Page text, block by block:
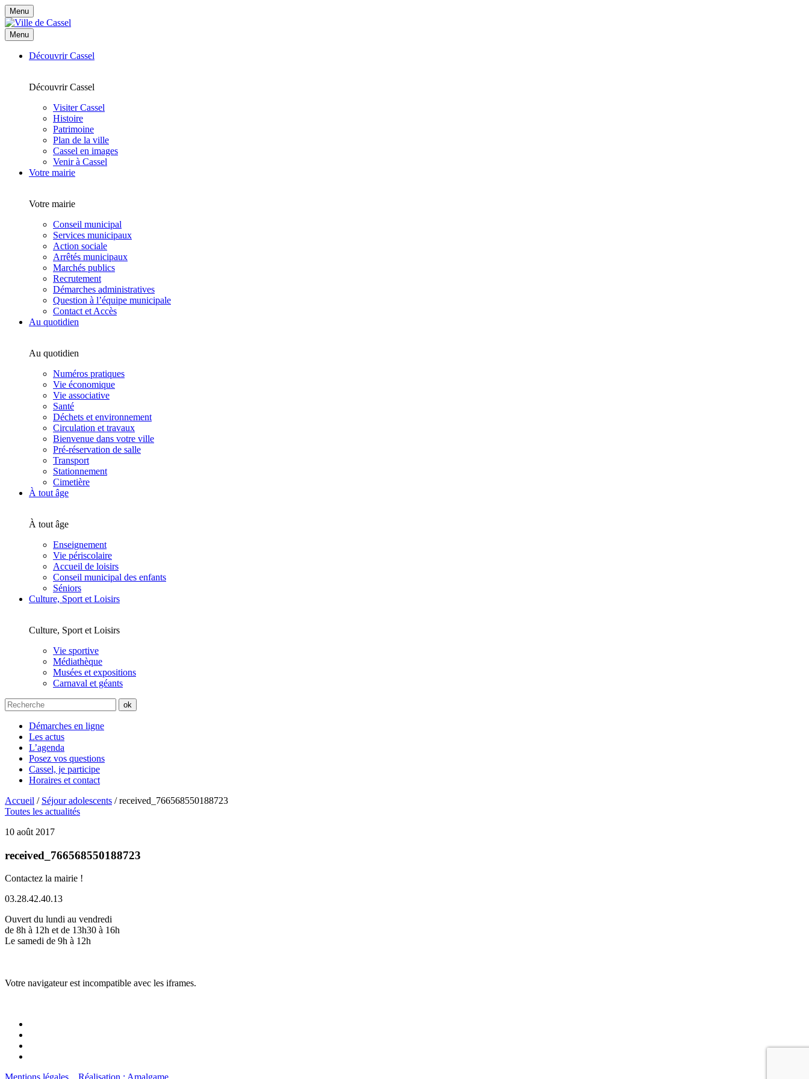
Menu
Menu
Découvrir Cassel
Découvrir Cassel
Visiter Cassel
Histoire
Patrimoine
Plan de la ville
Cassel en images
Venir à Cassel
Votre mairie
Votre mairie
Conseil municipal
Services municipaux
Action sociale
Arrêtés municipaux
Marchés publics
Recrutement
Démarches administratives
Question à l’équipe municipale
Contact et Accès
Au quotidien
Au quotidien
Numéros pratiques
Vie économique
Vie associative
Santé
Déchets et environnement
Circulation et travaux
Bienvenue dans votre ville
Pré-réservation de salle
Transport
Stationnement
Cimetière
À tout âge
À tout âge
Enseignement
Vie périscolaire
Accueil de loisirs
Conseil municipal des enfants
Séniors
Culture, Sport et Loisirs
Culture, Sport et Loisirs
Vie sportive
Médiathèque
Musées et expositions
Carnaval et géants
Démarches en ligne
Les actus
L’agenda
Posez vos questions
Cassel, je participe
Horaires et contact
Accueil / Séjour adolescents /received_766568550188723
Toutes les actualités
10 août 2017
received_766568550188723
Contactez la mairie !
03.28.42.40.13
Ouvert du lundi au vendredi
de 8h à 12h et de 13h30 à 16h
Le samedi de 9h à 12h
Votre navigateur est incompatible avec les iframes.